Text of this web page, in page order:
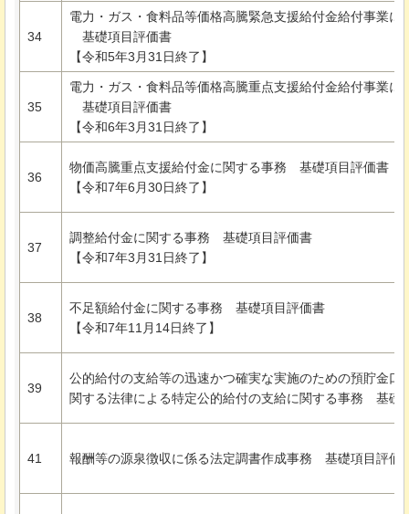
34
電力・ガス・食料品等価格高騰緊急支援給付金給付事業に
基礎項目評価書
【令和5年3月31日終了】
35
電力・ガス・食料品等価格高騰重点支援給付金給付事業に
基礎項目評価書
【令和6年3月31日終了】
36
物価高騰重点支援給付金に関する事務
基礎項目評価書
【令和7年6月30日終了】
37
調整給付金に関する事務
基礎項目評価書
【令和7年3月31日終了】
38
不足額給付金に関する事務
基礎項目評価書
【令和7年11月14日終了】
39
公的給付の支給等の迅速かつ確実な実施のための預貯金口
関する法律による特定公的給付の支給に関する事務
基礎
41 報酬等の源泉徴収に係る法定調書作成事務 基礎項目評価